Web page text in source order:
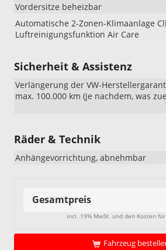
Vordersitze beheizbar
Automatische 2-Zonen-Klimaanlage
Luftreinigungsfunktion Air Care
Sicherheit & Assistenz
Verlängerung der VW-
max. 100.000 km (je nachdem, was
Räder & Technik
Anhängevorrichtung, abnehmbar
Gesamtpreis
incl. 19% MwSt. und den Kosten
Fahrzeug